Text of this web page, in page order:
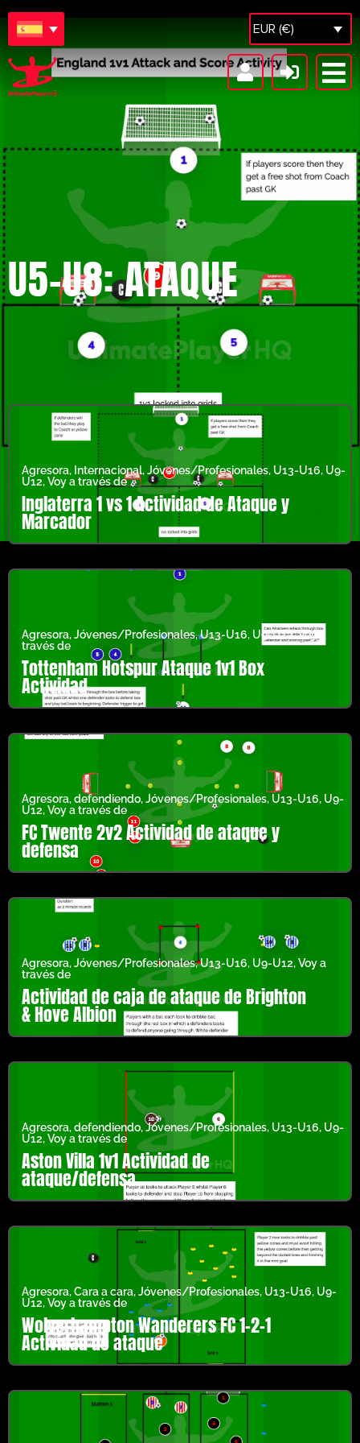
EUR (€)
U5-U8: ATAQUE
Agresora, Internacional,Jóvenes/Profesionales, U13-U16, U9-
U12,Voy a través de
Inglaterra 1 vs 1 Actividad de Ataque y
Marcador
Agresora,Jóvenes/Profesionales,U13-U16, U9-U12,Voy a
través de
Tottenham Hotspur Ataque 1v1 Box
Actividad
Agresora,defendiendo,Jóvenes/Profesionales, U13-U16, U9-
U12,Voy a través de
FC Twente 2v2 Actividad de ataque y
defensa
Agresora,Jóvenes/Profesionales,U13-U16, U9-U12,Voy a
través de
Actividad de caja de ataque de Brighton
& Hove Albion
Agresora,defendiendo,Jóvenes/Profesionales, U13-U16, U9-
U12,Voy a través de
Aston Villa 1v1 Actividad de
ataque/defensa
Agresora,Cara a cara,Jóvenes/Profesionales, U13-U16, U9-
U12,Voy a través de
Wolverhampton Wanderers FC 1-2-1
Actividad de ataque